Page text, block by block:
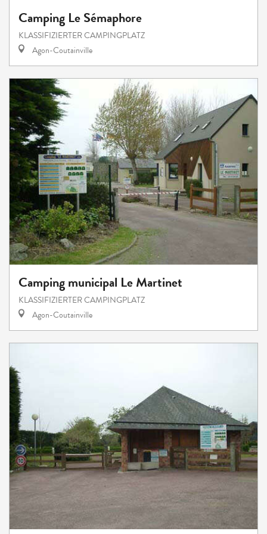
Camping Le Sémaphore
KLASSIFIZIERTER CAMPINGPLATZ
Agon-Coutainville
Camping municipal Le Martinet
KLASSIFIZIERTER CAMPINGPLATZ
Agon-Coutainville